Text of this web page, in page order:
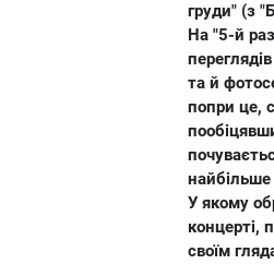
груди" (з
На "5-й
та й
попри це,
найбільше
У якому
концерті,
своїм